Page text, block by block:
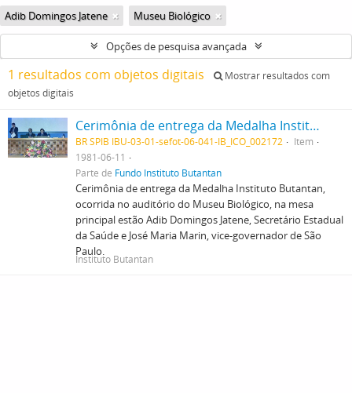
Adib Domingos Jatene Museu Biológico
Opções de pesquisa avançada
1 resultados com objetos digitais
Mostrar resultados com
objetos digitais
Cerimônia de entrega da Medalha Instituto Butantan, ocorrida no auditório do Museu Biológico, na mesa principal estão Adib Domingos Jatene, Secretário Estadual da Saúde e José Maria Marin, vice-governador de São Paulo.
BR SPIB IBU-03-01-sefot-06-041-IB_ICO_002172
Item
1981-06-11
Parte de Fundo Instituto Butantan
Cerimônia de entrega da Medalha Instituto Butantan,
ocorrida no auditório do Museu Biológico, na mesa
principal estão Adib Domingos Jatene, Secretário Estadual
da Saúde e José Maria Marin, vice-governador de São
Paulo.
Instituto Butantan